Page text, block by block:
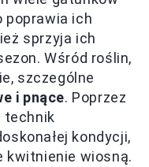
poprawia ich
sprzyja ich
Wśród roślin,
szczególne
i pnące. Poprzez
technik
kondycji,
kwitnienie wiosną.